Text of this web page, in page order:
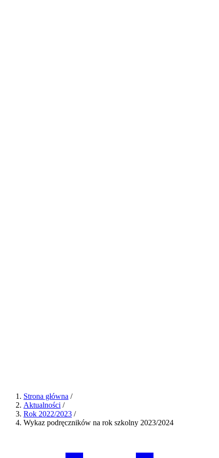
Strona główna /
Aktualności /
Rok 2022/2023 /
Wykaz podręczników na rok szkolny 2023/2024